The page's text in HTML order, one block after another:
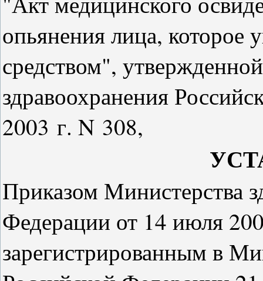
опьянения лица, которое
средством",
здравоохранения
2003 г. N 308,
Приказом Министерства
Федерации от 14 июля
зарегистрированным в